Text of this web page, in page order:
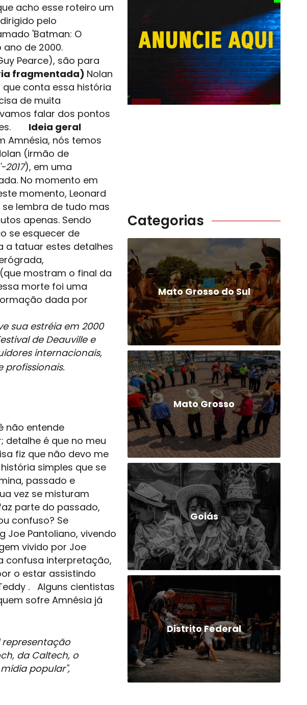
acho esse roteiro um
pelo
'Batman: O
de 2000.
Pearce), são para
fragmentada) Nolan
conta essa história
de muita
falar dos pontos
Ideia geral
Amnésia, nós temos
(irmão de
), em uma
No momento em
momento, Leonard
lembra de tudo mas
apenas. Sendo
se esquecer de
a tatuar estes detalhes
mostram o final da
morte foi uma
dada por
sua estréia em 2000
de Deauville e
internacionais,
profissionais.
não entende
detalhe é que no meu
fiz que não devo me
simples que se
passado e
vez se misturam
parte do passado,
confuso? Se
Joe Pantoliano, vivendo
vivido por Joe
confusa interpretação,
o estar assistindo
. Alguns cientistas
sofre Amnésia já
da Caltech, o
popular",
Categorias
Mato Grosso do Sul
Mato Grosso
Goiás
Distrito Federal